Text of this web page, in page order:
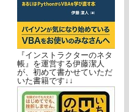
『インストラクターのネタ
帳』を運営する伊藤潔人
が、初めて書かせていただ
いた書籍です↓↓